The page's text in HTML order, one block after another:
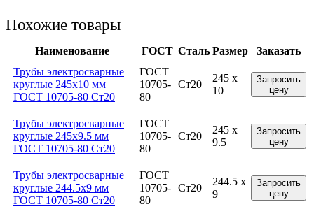
Похожие товары
Наименование ГОСТ Сталь Размер
Заказать
Трубы электросварные
круглые 245x10 мм
ГОСТ 10705-80 Ст20
ГОСТ
10705-
80
Ст20
245 x
10
Запросить
цену
Трубы электросварные
круглые 245x9.5 мм
ГОСТ 10705-80 Ст20
ГОСТ
10705-
80
Ст20
245 x
9.5
Запросить
цену
Трубы электросварные
круглые 244.5x9 мм
ГОСТ 10705-80 Ст20
ГОСТ
10705-
80
Ст20
244.5 x
9
Запросить
цену